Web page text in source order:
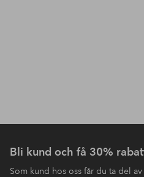
Bli kund och få 30%
Som kund hos oss får du ta del